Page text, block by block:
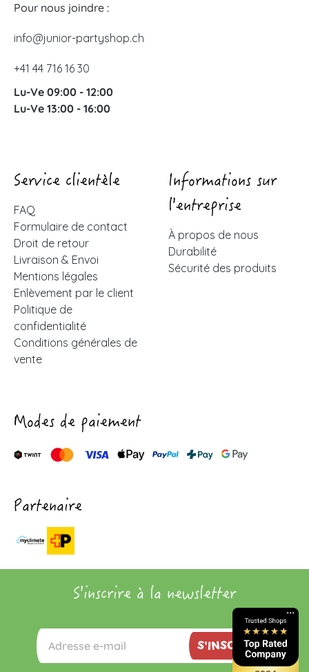
Pour nous joindre :
info@junior-partyshop.ch
+41 44 716 16 30
Lu-Ve 09:00 - 12:00
Lu-Ve 13:00 - 16:00
Service clientèle
FAQ
Formulaire de contact
Droit de retour
Livraison & Envoi
Mentions légales
Enlèvement par le client
Politique de
confidentialité
Conditions générales de
vente
Informations sur
l'entreprise
À propos de nous
Durabilité
Sécurité des produits
Modes de paiement
Partenaire
S'inscrire à la newsletter
S'INSCRIRE